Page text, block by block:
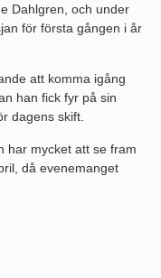
Dahlgren, och under
för första gången i år
att komma igång
han fick fyr på sin
dagens skift.
har mycket att se fram
då evenemanget